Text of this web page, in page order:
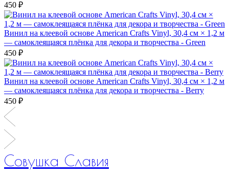
450 ₽
Винил на клеевой основе American Crafts Vinyl, 30,4 см × 1,2 м
— самоклеящаяся плёнка для декора и творчества - Green
450 ₽
Винил на клеевой основе American Crafts Vinyl, 30,4 см × 1,2 м
— самоклеящаяся плёнка для декора и творчества - Berry
450 ₽
Совушка Славия